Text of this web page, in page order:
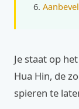
Je staat op
Hua Hin, de
spieren te